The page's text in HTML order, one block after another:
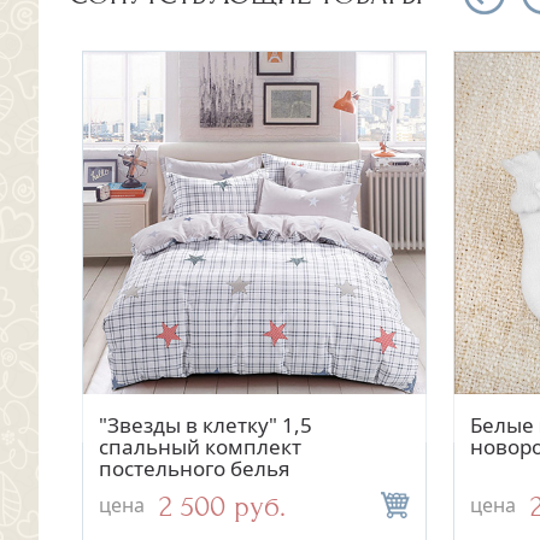
Быстрый просмотр
"Звезды в клетку" 1,5
спальный комплект
постельного белья
цена 2 500 руб.
Белые
цена
Быстрый просмотр
Серебряная ложка и
погремушка "Девочка"
цена 34 800 руб. цена